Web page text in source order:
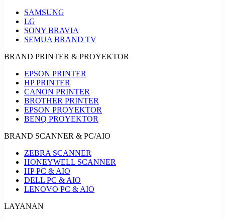
SAMSUNG
LG
SONY BRAVIA
SEMUA BRAND TV
BRAND PRINTER & PROYEKTOR
EPSON PRINTER
HP PRINTER
CANON PRINTER
BROTHER PRINTER
EPSON PROYEKTOR
BENQ PROYEKTOR
BRAND SCANNER & PC/AIO
ZEBRA SCANNER
HONEYWELL SCANNER
HP PC & AIO
DELL PC & AIO
LENOVO PC & AIO
LAYANAN